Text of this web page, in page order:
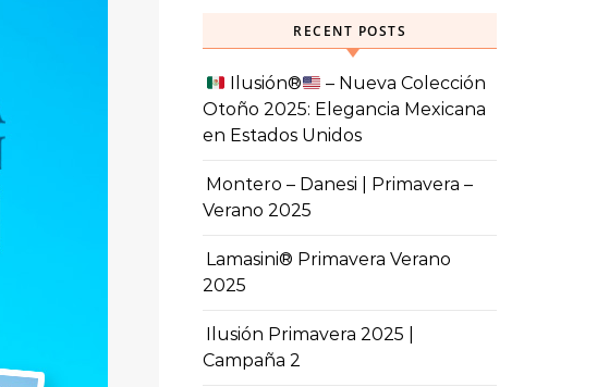
RECENT POSTS
Ilusión®️
– Nueva Colección
Otoño 2025: Elegancia Mexicana
en Estados Unidos
Montero – Danesi | Primavera –
Verano 2025
Lamasini® Primavera Verano
2025
Ilusión Primavera 2025 |
Campaña 2